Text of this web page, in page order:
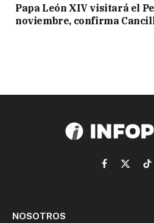
Papa León XIV visitará el
noviembre, confirma
Facebook
X
NOSOTROS